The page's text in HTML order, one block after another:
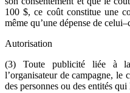
100 $, ce coût constitue une
même qu’une dépense de
Autorisation
(3) Toute publicité liée à
l’organisateur de campagne, le
des personnes ou des entités